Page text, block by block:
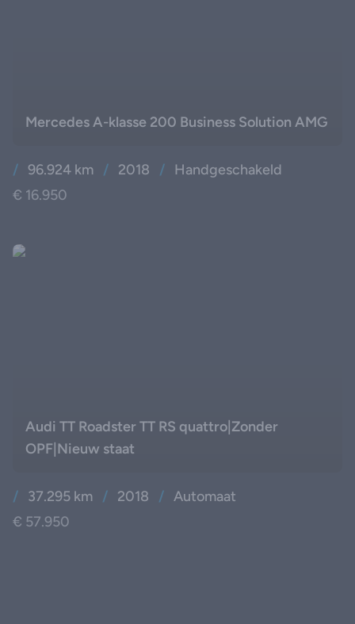
/ 96.924 km / 2018 / Handgeschakeld
€ 16.950
Mercedes A-klasse 200 Business Solution AMG
/ 37.295 km / 2018 / Automaat
€ 57.950
Audi TT Roadster TT RS quattro|Zonder
OPF|Nieuw staat